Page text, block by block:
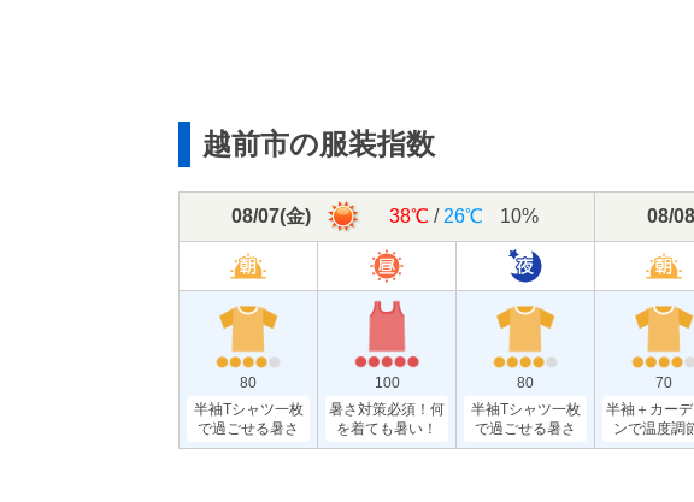
越前市の服装指数
08/07(金) 38℃ / 26℃ 10%
80
半袖Tシャツ一枚
で過ごせる暑さ
100
暑さ対策必須！何
を着ても暑い！
80
半袖Tシャツ一枚
で過ごせる暑さ
08/08
70
半袖＋カー
ンで温度調